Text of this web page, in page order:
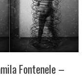
Fontenele –